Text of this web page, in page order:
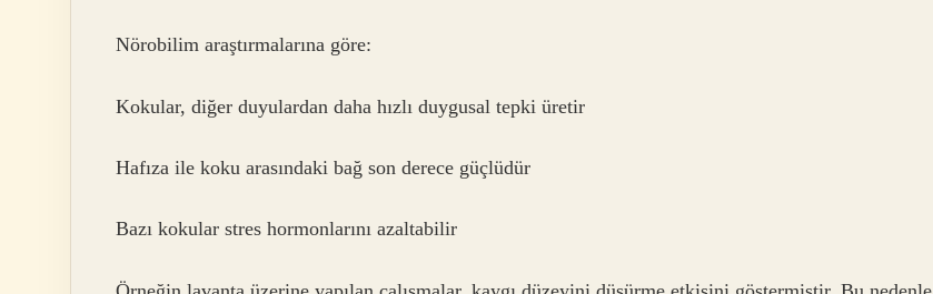
Nörobilim araştırmalarına göre:
Kokular, diğer duyulardan daha hızlı duygusal tepki üretir
Hafıza ile koku arasındaki bağ son derece güçlüdür
Bazı kokular stres hormonlarını azaltabilir